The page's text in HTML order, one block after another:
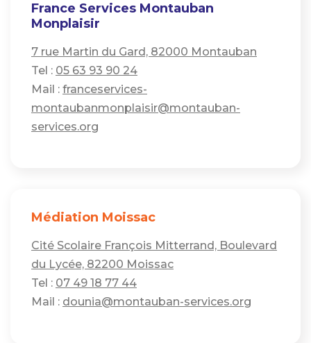
France Services Montauban
Monplaisir
7 rue Martin du Gard, 82000 Montauban
Tel : 05 63 93 90 24
Mail : franceservices-
montaubanmonplaisir@montauban-
services.org
Médiation Moissac
Cité Scolaire François Mitterrand, Boulevard
du Lycée, 82200 Moissac
Tel : 07 49 18 77 44
Mail : dounia@montauban-services.org